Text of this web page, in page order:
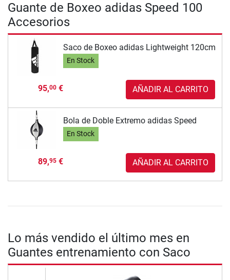
Guante de Boxeo adidas Speed 100
Accesorios
Saco de Boxeo adidas Lightweight 120cm
En Stock
95,00€ AÑADIR AL CARRITO
Bola de Doble Extremo adidas Speed
En Stock
89,95€ AÑADIR AL CARRITO
Lo más vendido el último mes en
Guantes entrenamiento con Saco